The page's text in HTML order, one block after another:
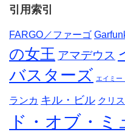
引用索引
FARGO／ファーゴ
の女王 アマデウス
バスターズ エイミー
ランカ キル・ビル クリ
ド・オブ・ミ